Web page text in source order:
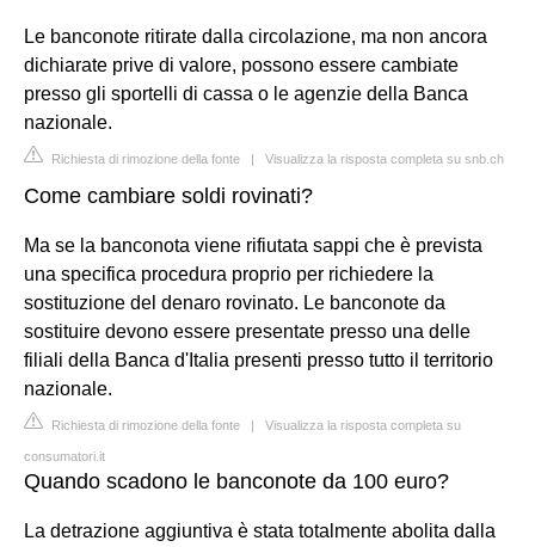
Le banconote ritirate dalla circolazione, ma non ancora
dichiarate prive di valore, possono essere cambiate
presso gli sportelli di cassa o le agenzie della Banca
nazionale.
Richiesta di rimozione della fonte | Visualizza la risposta completa su snb.ch
Come cambiare soldi rovinati?
Ma se la banconota viene rifiutata sappi che è prevista
una specifica procedura proprio per richiedere la
sostituzione del denaro rovinato. Le banconote da
sostituire devono essere presentate presso una delle
filiali della Banca d'Italia presenti presso tutto il territorio
nazionale.
Richiesta di rimozione della fonte | Visualizza la risposta completa su
consumatori.it
Quando scadono le banconote da 100 euro?
La detrazione aggiuntiva è stata totalmente abolita dalla